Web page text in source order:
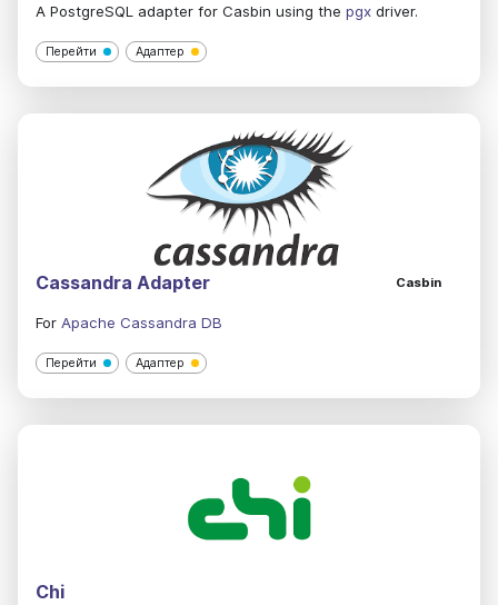
A PostgreSQL adapter for Casbin using the pgx driver.
Перейти Адаптер
Cassandra Adapter Casbin
For Apache Cassandra DB
Перейти Адаптер
Chi